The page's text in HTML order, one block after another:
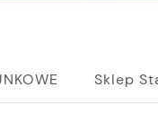
Sklep